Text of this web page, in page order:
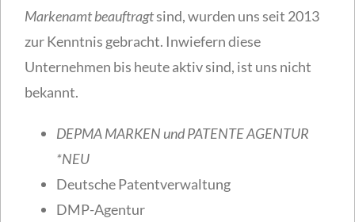
Markenamt beauftragtsind, wurden uns seit 2013
zur Kenntnis gebracht. Inwiefern diese
Unternehmen bis heute aktiv sind, ist uns nicht
bekannt.
DEPMA MARKEN und PATENTE AGENTUR
*NEU
Deutsche Patentverwaltung
DMP-Agentur